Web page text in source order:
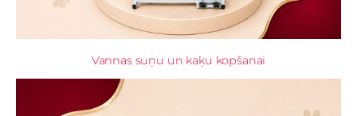
Vannas suņu un kaķu kopšanai